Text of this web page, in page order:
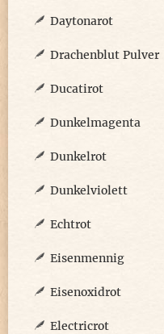
Daytonarot
Drachenblut Pulver
Ducatirot
Dunkelmagenta
Dunkelrot
Dunkelviolett
Echtrot
Eisenmennig
Eisenoxidrot
Electricrot